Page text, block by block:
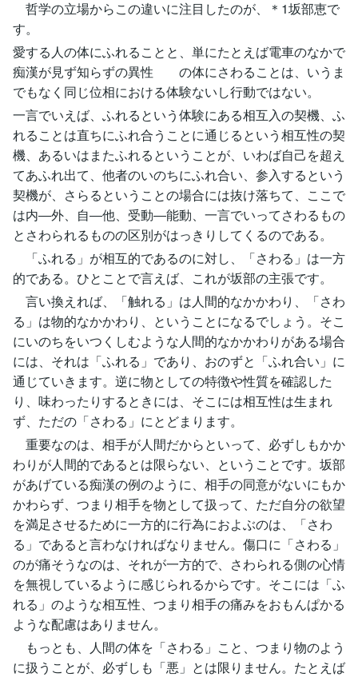
哲学の立場からこの違いに注目したのが、＊1坂部恵で
す。
愛する人の体にふれることと、単にたとえば電車のなかで
痴漢が見ず知らずの異性 の体にさわることは、いうま
でもなく同じ位相における体験ないし行動ではない。
一言でいえば、ふれるという体験にある相互入の契機、ふ
れることは直ちにふれ合うことに通じるという相互性の契
機、あるいはまたふれるということが、いわば自己を超え
てあふれ出て、他者のいのちにふれ合い、参入するという
契機が、さらるということの場合には抜け落ちて、ここで
は内―外、自―他、受動―能動、一言でいってさわるもの
とさわられるものの区別がはっきりしてくるのである。
「ふれる」が相互的であるのに対し、「さわる」は一方
的である。ひとことで言えば、これが坂部の主張です。
言い換えれば、「触れる」は人間的なかかわり、「さわ
る」は物的なかかわり、ということになるでしょう。そこ
にいのちをいつくしむような人間的なかかわりがある場合
には、それは「ふれる」であり、おのずと「ふれ合い」に
通じていきます。逆に物としての特徴や性質を確認した
り、味わったりするときには、そこには相互性は生まれ
ず、ただの「さわる」にとどまります。
重要なのは、相手が人間だからといって、必ずしもかか
わりが人間的であるとは限らない、ということです。坂部
があげている痴漢の例のように、相手の同意がないにもか
かわらず、つまり相手を物として扱って、ただ自分の欲望
を満足させるために一方的に行為におよぶのは、「さわ
る」であると言わなければなりません。傷口に「さわる」
のが痛そうなのは、それが一方的で、さわられる側の心情
を無視しているように感じられるからです。そこには「ふ
れる」のような相互性、つまり相手の痛みをおもんぱかる
ような配慮はありません。
もっとも、人間の体を「さわる」こと、つまり物のよう
に扱うことが、必ずしも「悪」とは限りません。たとえば